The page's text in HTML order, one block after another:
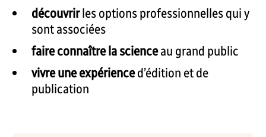
découvrirles options professionnelles qui y
sont associées
faire connaître la scienceau grand public
vivre une expérienced’édition et de
publication